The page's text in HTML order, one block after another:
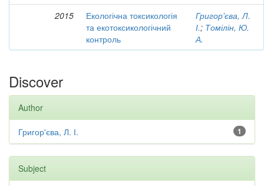
2015
Екологічна токсикологія
та екотоксикологічний
контроль
Григор'єва, Л.
І.; Томілін, Ю.
А.
Discover
Author
1
Григор'єва, Л. І.
Subject